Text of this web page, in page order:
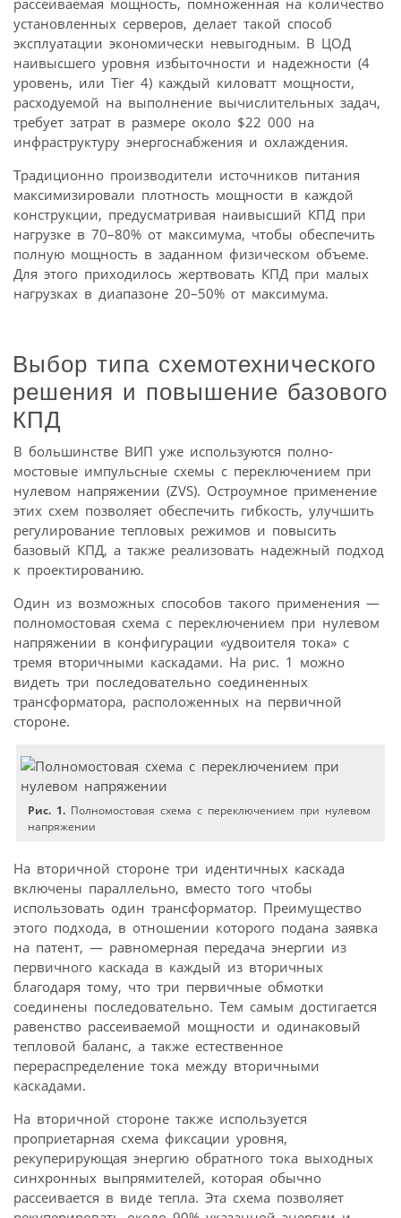
рассеиваемая мощность, помноженная на количество
установленных серверов, делает такой способ
эксплуатации экономически невыгодным. В ЦОД
наивысшего уровня избыточности и надежности (4
уровень, или Tier 4) каждый киловатт мощности,
расходуемой на выполнение вычислительных задач,
требует затрат в размере около $22 000 на
инфраструктуру энергоснабжения и охлаждения.
Традиционно производители источников питания
максимизировали плотность мощности в каждой
конструкции, предусматривая наивысший КПД при
нагрузке в 70–80% от максимума, чтобы обеспечить
полную мощность в заданном физическом объеме.
Для этого приходилось жертвовать КПД при малых
нагрузках в диапазоне 20–50% от максимума.
Выбор типа схемотехнического
решения и повышение базового
КПД
В большинстве ВИП уже используются полно­
мостовые импульсные схемы с переключением при
нулевом напряжении (ZVS). Остроумное применение
этих схем позволяет обеспечить гибкость, улучшить
регулирование тепловых режимов и повысить
базовый КПД, а также реализовать надежный подход
к проектированию.
Один из возможных способов такого применения —
полномостовая схема с переключением при нулевом
напряжении в конфигурации «удвоителя тока» с
тремя вторичными каскадами. На рис. 1 можно
видеть три последовательно соединенных
трансформатора, расположенных на первичной
стороне.
Рис. 1. Полномостовая схема с переключением при нулевом
напряжении
На вторичной стороне три идентичных каскада
включены параллельно, вместо того чтобы
использовать один трансформатор. Преимущество
этого подхода, в отношении которого подана заявка
на патент, — равномерная передача энергии из
первичного каскада в каждый из вторичных
благодаря тому, что три первичные обмотки
соединены последовательно. Тем самым достигается
равенство рассеиваемой мощности и одинаковый
тепловой баланс, а также естественное
перераспределение тока между вторичными
каскадами.
На вторичной стороне также используется
проприетарная схема фиксации уровня,
рекуперирующая энергию обратного тока выходных
синхронных выпрямителей, которая обычно
рассеивается в виде тепла. Эта схема позволяет